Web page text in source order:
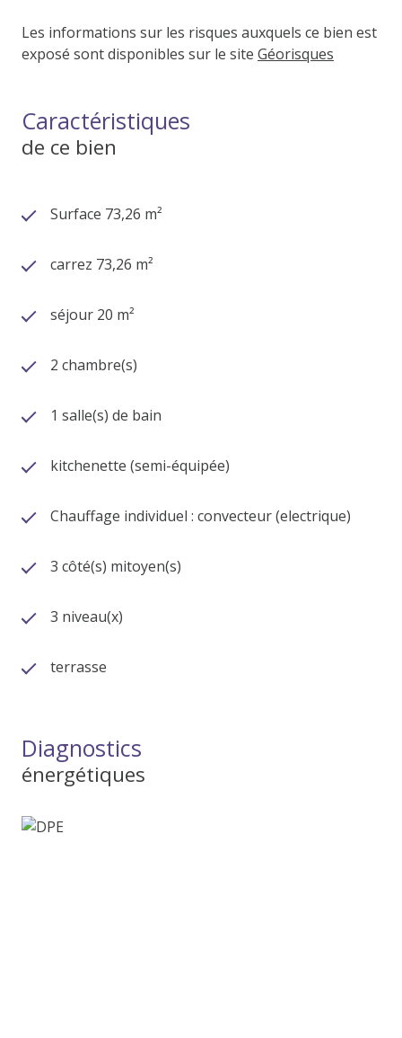
Les informations sur les risques auxquels ce bien est
exposé sont disponibles sur le site Géorisques
Caractéristiques
de ce bien
Surface 73,26 m²
carrez 73,26 m²
séjour 20 m²
2 chambre(s)
1 salle(s) de bain
kitchenette (semi-équipée)
Chauffage individuel : convecteur (electrique)
3 côté(s) mitoyen(s)
3 niveau(x)
terrasse
Diagnostics
énergétiques